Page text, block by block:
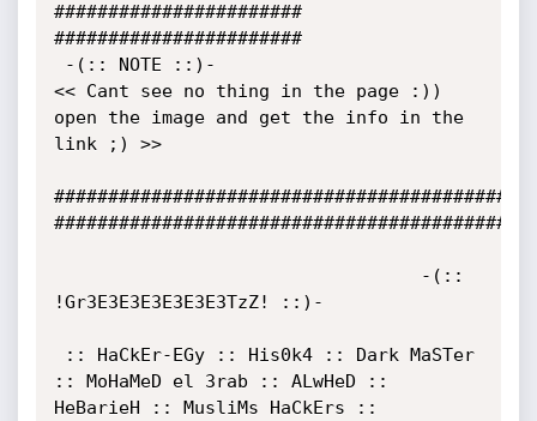
#######################
#######################
<< Cant see no thing in the page :))
open the image and get the info in the
link ;) >>
!Gr3E3E3E3E3E3E3TzZ! ::)-
:: MoHaMeD el 3rab :: ALwHeD ::
HeBarieH :: MusliMs HaCkErs ::